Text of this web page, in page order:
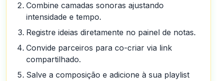
Combine camadas sonoras ajustando
intensidade e tempo.
Registre ideias diretamente no painel de notas.
Convide parceiros para co-criar via link
compartilhado.
Salve a composição e adicione à sua playlist